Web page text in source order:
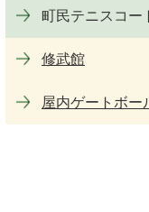
町民テニスコー
修武館
屋内ゲートボー